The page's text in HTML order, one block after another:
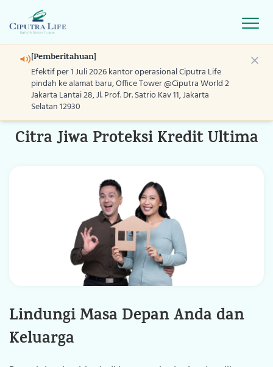
[Pemberitahuan]
Efektif per 1 Juli 2026 kantor operasional Ciputra Life
pindah ke alamat baru, Office Tower @Ciputra World 2
Jakarta Lantai 28, Jl. Prof. Dr. Satrio Kav 11, Jakarta
Selatan 12930
Home
Layanan
Program
Blog
Tentang Kami
Karier
Asuransi Jiwa Kredit Asuransi
ASURANSI KUMPULAN
Citra Jiwa Proteksi Kredit Ultima
Lindungi Masa Depan Anda dan
Keluarga